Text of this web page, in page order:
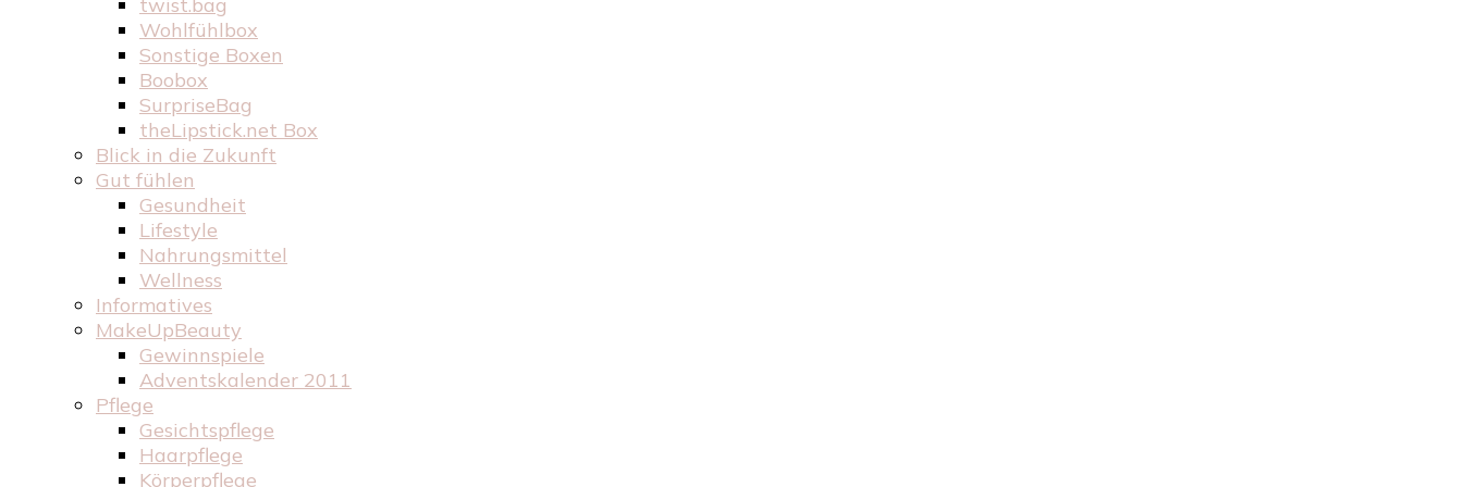
Wohlfühlbox
Sonstige Boxen
Boobox
SurpriseBag
theLipstick.net Box
Blick in die Zukunft
Gut fühlen
Gesundheit
Lifestyle
Nahrungsmittel
Wellness
Informatives
MakeUpBeauty
Gewinnspiele
Adventskalender 2011
Pflege
Gesichtspflege
Haarpflege
Körperpflege